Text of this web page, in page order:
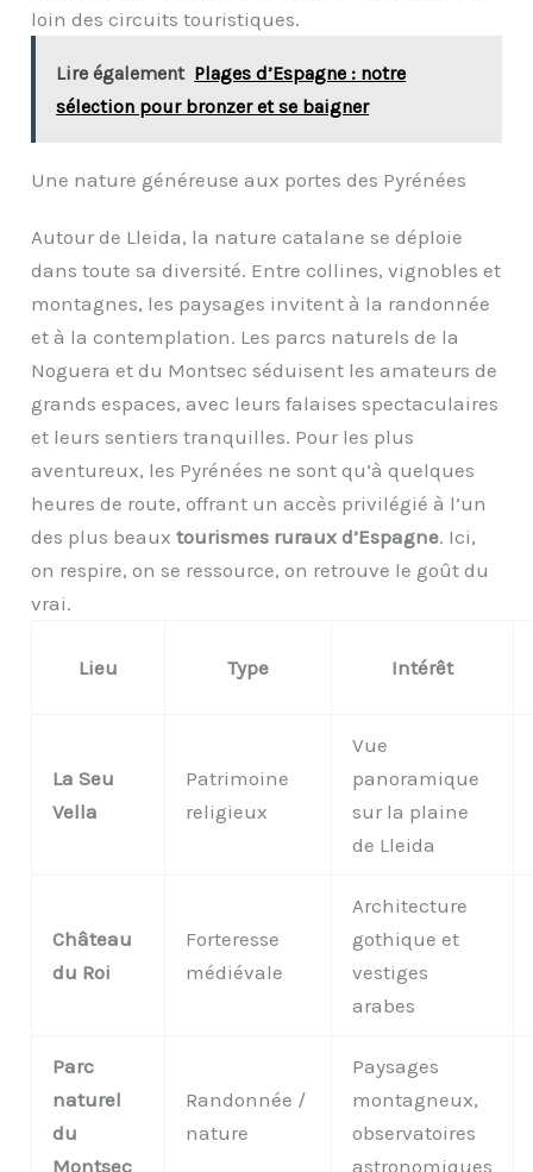
loin des circuits touristiques.
Lire également Plages d’Espagne : notre
sélection pour bronzer et se baigner
Une nature généreuse aux portes des Pyrénées
Autour de Lleida, la nature catalane se déploie
dans toute sa diversité. Entre collines, vignobles et
montagnes, les paysages invitent à la randonnée
et à la contemplation. Les parcs naturels de la
Noguera et du Montsec séduisent les amateurs de
grands espaces, avec leurs falaises spectaculaires
et leurs sentiers tranquilles. Pour les plus
aventureux, les Pyrénées ne sont qu’à quelques
heures de route, offrant un accès privilégié à l’un
des plus beauxtourismes ruraux d’Espagne. Ici,
on respire, on se ressource, on retrouve le goût du
vrai.
Lieu Type Intérêt
La Seu
Vella
Patrimoine
religieux
Vue
panoramique
sur la plaine
de Lleida
Château
du Roi
Forteresse
médiévale
Architecture
gothique et
vestiges
arabes
Parc
naturel
du
Montsec
Randonnée /
nature
Paysages
montagneux,
observatoires
astronomiques